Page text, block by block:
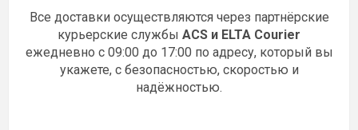
Все доставки осуществляются через партнёрские
курьерские службы ACS и ELTA Courier
ежедневно с 09:00 до 17:00 по адресу, который вы
укажете, с безопасностью, скоростью и
надёжностью.